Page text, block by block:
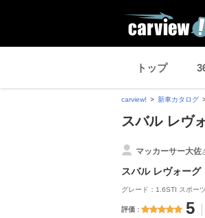
トップ
carview! 新車カタログ
スバル レヴ
マッカーサー大佐
スバル レヴォーグ
グレード：1.6STI スポー
評価 5